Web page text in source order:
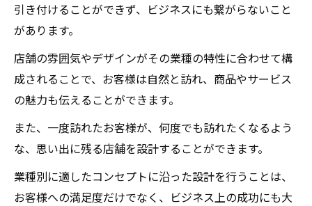
引き付けることができず、ビジネスにも繋がらないこと
があります。
店舗の雰囲気やデザインがその業種の特性に合わせて構
成されることで、お客様は自然と訪れ、商品やサービス
の魅力も伝えることができます。
また、一度訪れたお客様が、何度でも訪れたくなるよう
な、思い出に残る店舗を設計することができます。
業種別に適したコンセプトに沿った設計を行うことは、
お客様への満足度だけでなく、ビジネス上の成功にも大